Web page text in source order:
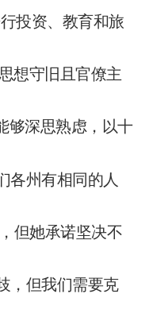
投资、教育和旅
想守旧且官僚主
够深思熟虑，以十
各州有相同的人
但她承诺坚决不
，但我们需要克